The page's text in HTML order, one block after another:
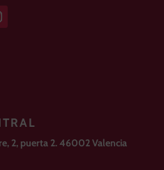
2, puerta 2. 46002 Valencia